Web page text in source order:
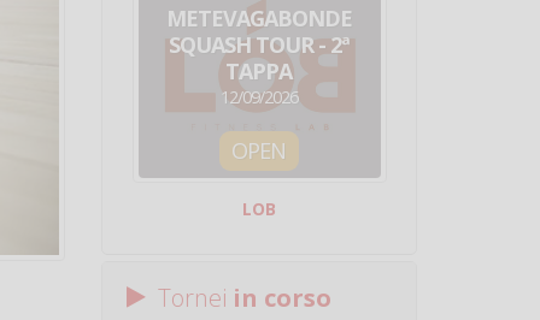
METEVAGABONDE
SQUASH TOUR - 2ª
TAPPA
12/09/2026
OPEN
LOB
Tornei in corso